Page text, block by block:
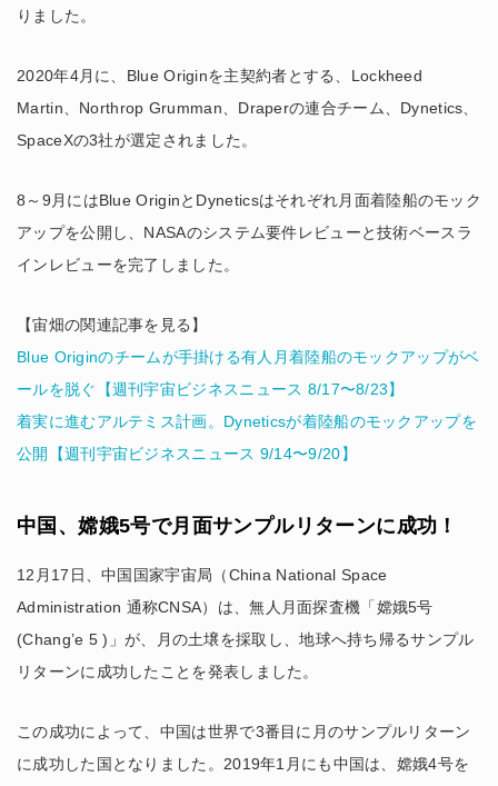
りました。
2020年4月に、Blue Originを主契約者とする、Lockheed
Martin、Northrop Grumman、Draperの連合チーム、Dynetics、
SpaceXの3社が選定されました。
8～9月にはBlue OriginとDyneticsはそれぞれ月面着陸船のモック
アップを公開し、NASAのシステム要件レビューと技術ベースラ
インレビューを完了しました。
【宙畑の関連記事を見る】
Blue Originのチームが手掛ける有人月着陸船のモックアップがベ
ールを脱ぐ【週刊宇宙ビジネスニュース 8/17〜8/23】
着実に進むアルテミス計画。Dyneticsが着陸船のモックアップを
公開【週刊宇宙ビジネスニュース 9/14〜9/20】
中国、嫦娥5号で月面サンプルリターンに成功！
12月17日、中国国家宇宙局（China National Space
Administration 通称CNSA）は、無人月面探査機「嫦娥5号
(Chang’e 5 )」が、月の土壌を採取し、地球へ持ち帰るサンプル
リターンに成功したことを発表しました。
この成功によって、中国は世界で3番目に月のサンプルリターン
に成功した国となりました。2019年1月にも中国は、嫦娥4号を